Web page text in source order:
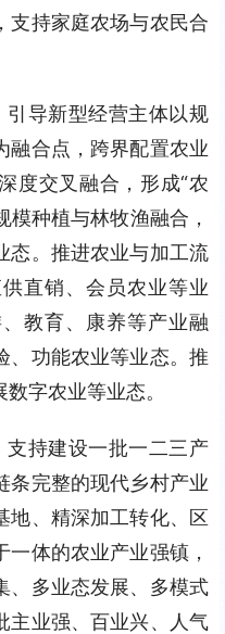
支持家庭农场与农民合
导新型经营主体以规
融合点，跨界配置农业
度交叉融合，形成“农
模种植与林牧渔融合，
态。推进农业与加工流
直销、会员农业等业
教育、康养等产业融
、功能农业等业态。推
字农业等业态。
持建设一批一二三产
条完整的现代乡村产业
地、精深加工转化、区
体的农业产业强镇，
、多业态发展、多模式
主业强、百业兴、人气